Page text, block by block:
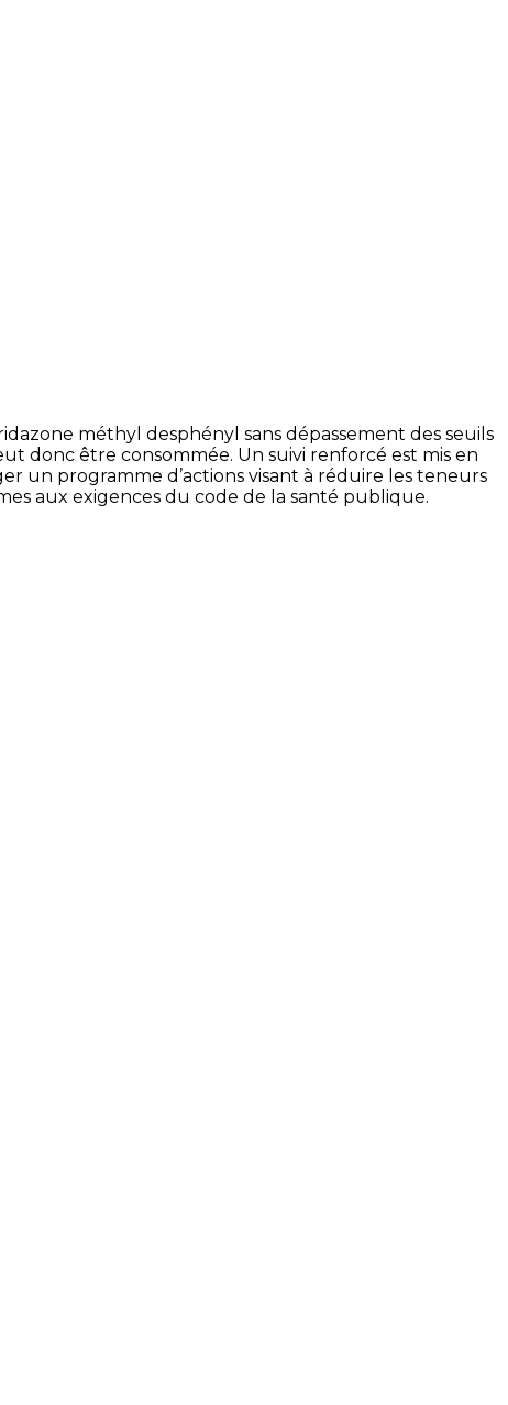
méthyl desphényl sans dépassement des seuils
donc être consommée. Un suivi renforcé est mis en
un programme d’actions visant à réduire les teneurs
aux exigences du code de la santé publique.